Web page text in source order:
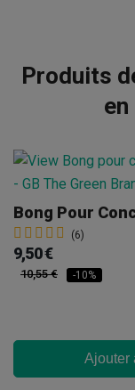
Produits
Bong Pour
(6)
9,50 €
10,55 € -10%
Ajouter